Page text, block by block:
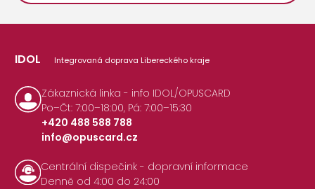
IDOL Integrovaná doprava Libereckého kraje
Zákaznická linka - info IDOL/OPUSCARD
Po–Čt: 7:00–18:00, Pá: 7:00–15:30
+420 488 588 788
|
info@opuscard.cz
Centrální dispečink - dopravní informace
Denně od 4:00 do 24:00